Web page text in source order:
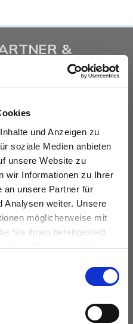
und Anzeigen zu
soziale Medien anbieten
unsere Website zu
wir Informationen zu Ihrer
an unsere Partner für
Analysen weiter. Unsere
möglicherweise mit
Sie ihnen bereitgestellt
Ihrer Nutzung der Dienste
&
& stöcker gmbh &